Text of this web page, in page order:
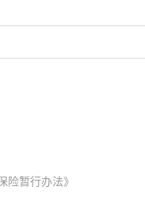
险暂行办法》